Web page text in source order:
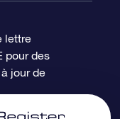
lettre
pour des
jour de